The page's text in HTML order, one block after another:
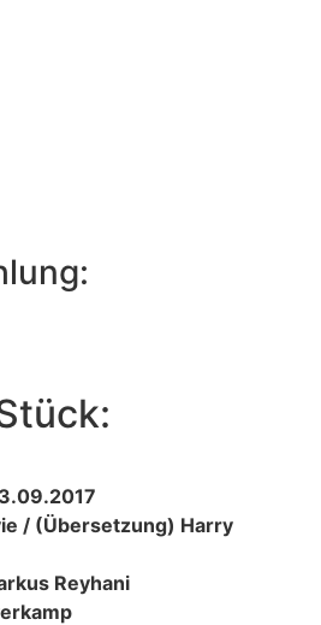
/ (Übersetzung) Harry
Reyhani